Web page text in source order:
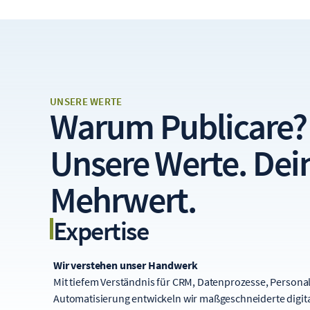
UNSERE WERTE
Warum Publicare?
Unsere Werte.
Mehrwert.
Expertise
Wir verstehen unser Handwerk
Mit tiefem Verständnis für CRM, Datenprozesse,
Automatisierung entwickeln wir maßgeschneiderte